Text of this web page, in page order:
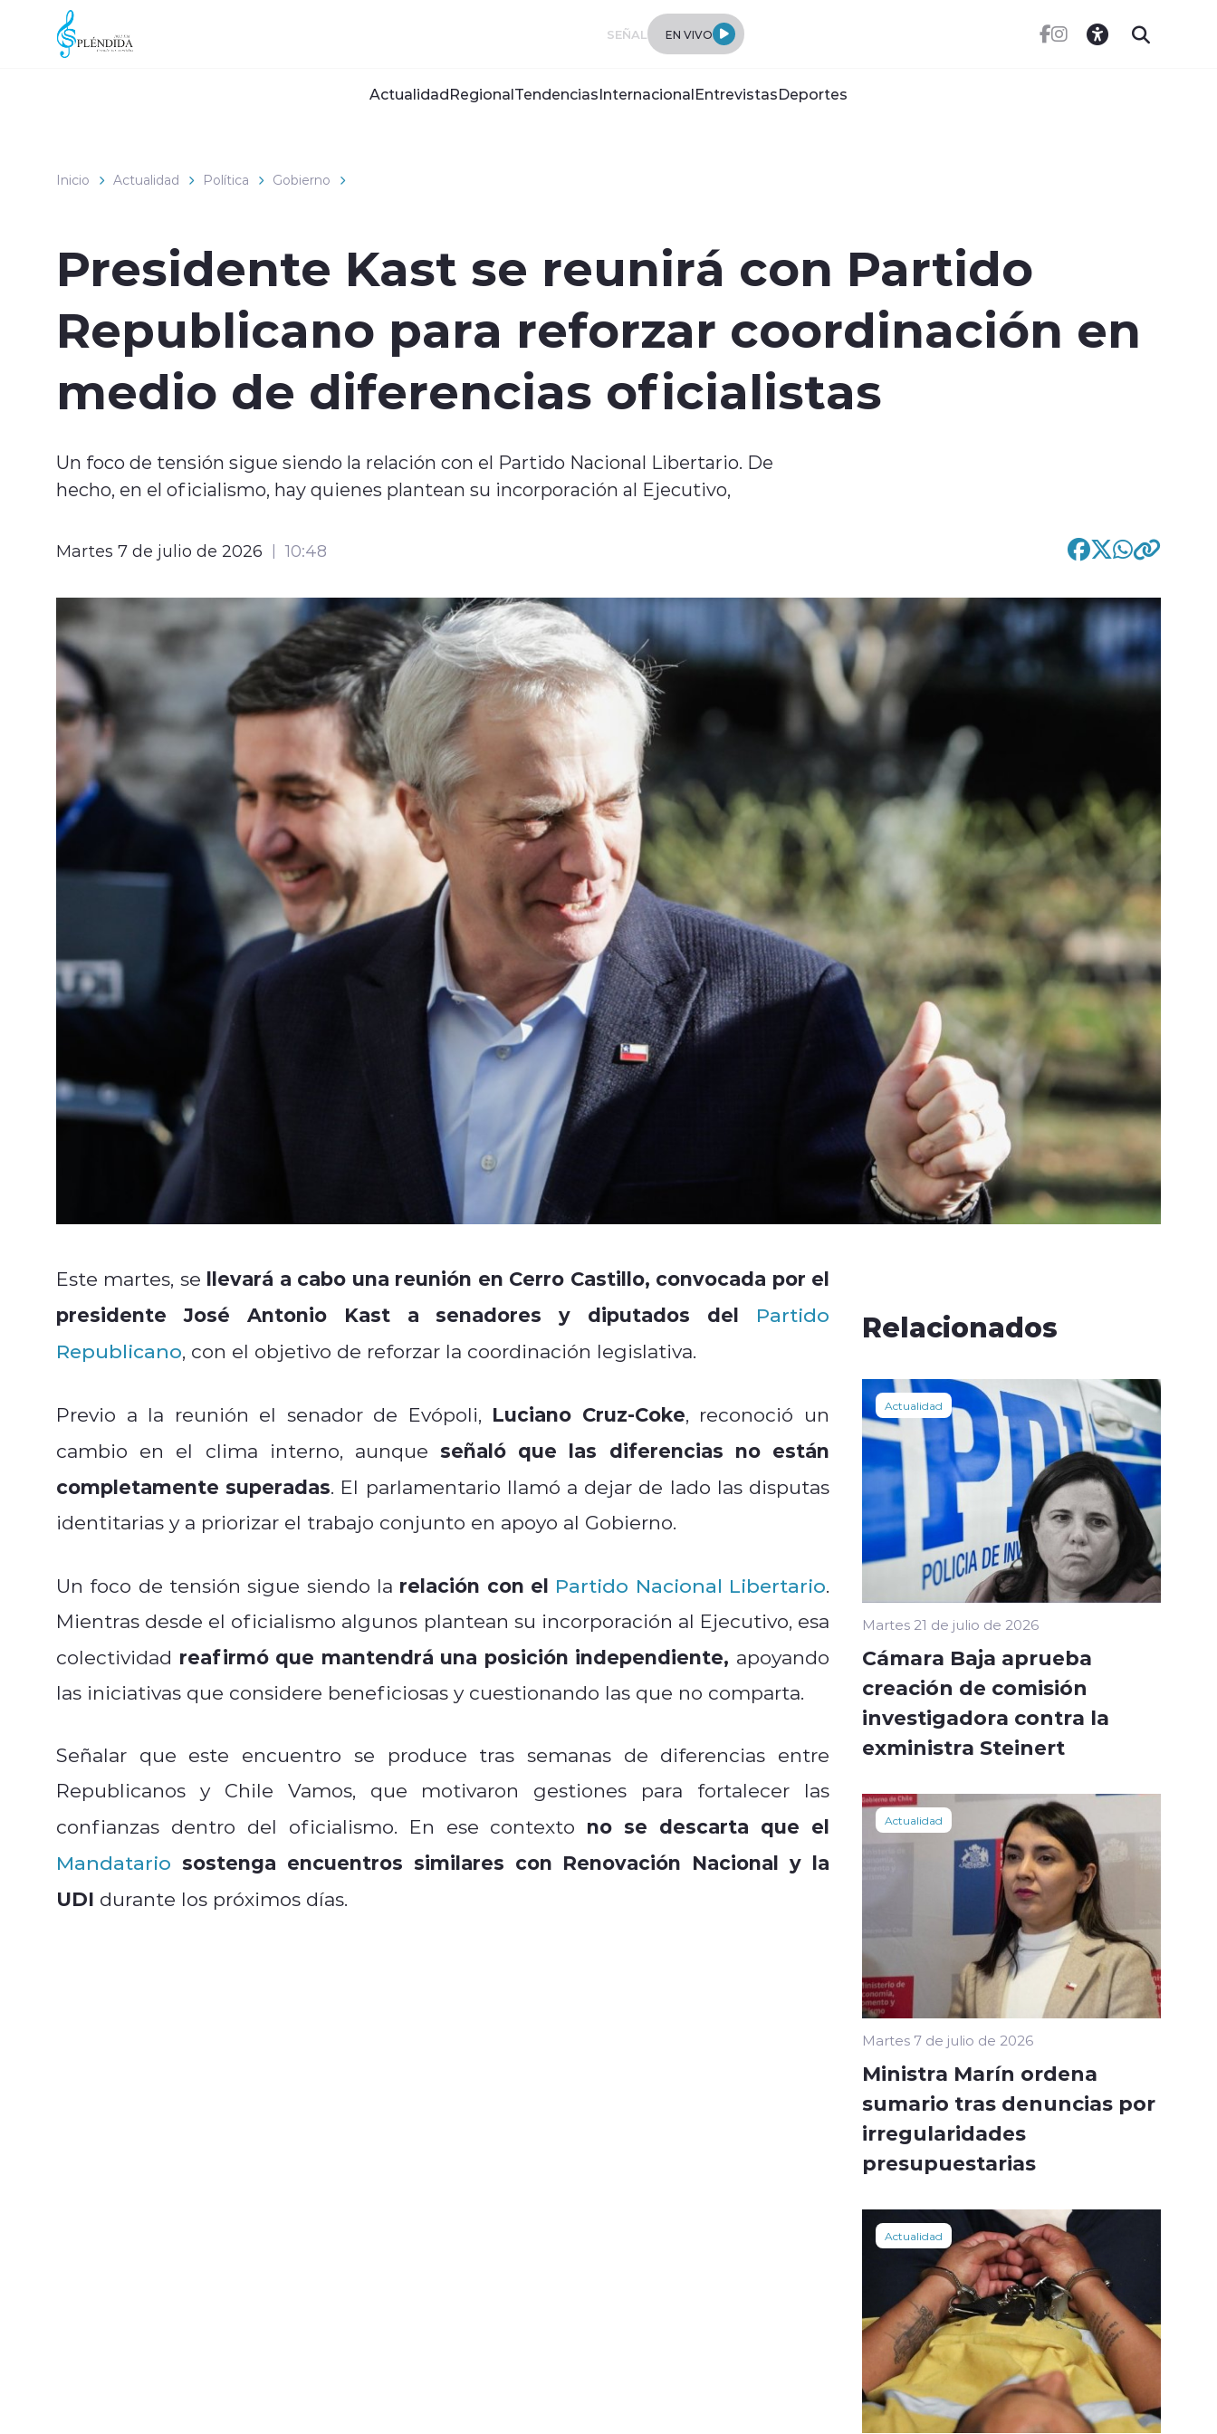
Click acá para ir directamente al contenido
SEÑAL EN VIVO
ActualidadRegionalTendenciasInternacionalEntrevistasDeportes
Inicio Actualidad Política Gobierno
Presidente Kast se reunirá con Partido
Republicano para reforzar coordinación en
medio de diferencias oficialistas
Un foco de tensión sigue siendo la relación con el Partido Nacional Libertario. De
hecho, en el oficialismo, hay quienes plantean su incorporación al Ejecutivo,
Martes 7 de julio de 2026 10:48
Este martes, se llevará a cabo una reunión en Cerro Castillo, convocada por el
presidente José Antonio Kast a senadores y diputados del Partido
Republicano, con el objetivo de reforzar la coordinación legislativa.
Previo a la reunión el senador de Evópoli, Luciano Cruz-Coke, reconoció un
cambio en el clima interno, aunque señaló que las diferencias no están
completamente superadas. El parlamentario llamó a dejar de lado las disputas
identitarias y a priorizar el trabajo conjunto en apoyo al Gobierno.
Un foco de tensión sigue siendo la relación con el Partido Nacional Libertario.
Mientras desde el oficialismo algunos plantean su incorporación al Ejecutivo, esa
colectividad reafirmó que mantendrá una posición independiente, apoyando
las iniciativas que considere beneficiosas y cuestionando las que no comparta.
Señalar que este encuentro se produce tras semanas de diferencias entre
Republicanos y Chile Vamos, que motivaron gestiones para fortalecer las
confianzas dentro del oficialismo. En ese contexto no se descarta que el
Mandatario sostenga encuentros similares con Renovación Nacional y la
UDI durante los próximos días.
Relacionados
Actualidad
Martes 21 de julio de 2026
Cámara Baja aprueba
creación de comisión
investigadora contra la
exministra Steinert
Actualidad
Martes 7 de julio de 2026
Ministra Marín ordena
sumario tras denuncias por
irregularidades
presupuestarias
Actualidad